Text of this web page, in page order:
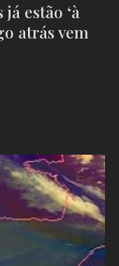
estão ‘à
atrás vem